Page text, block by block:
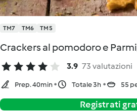
TM7 TM6 TM5
Crackers al pomodoro e
3.9 73 valutazioni
Prep. 40min Totale 3h 55
Registrati